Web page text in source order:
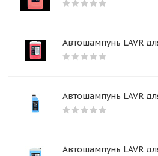
Автошампунь LAVR
Автошампунь LAVR
Автошампунь LAVR